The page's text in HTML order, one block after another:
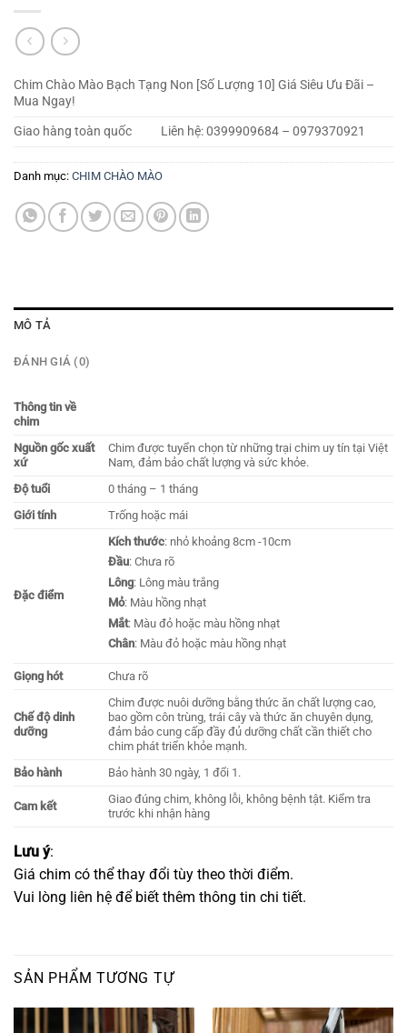
Chim Chào Mào Bạch Tạng Non [Số Lượng 10] Giá Siêu Ưu Đãi –
Mua Ngay!
Giao hàng toàn quốc
Liên hệ: 0399909684 – 0979370921
Danh mục: CHIM CHÀO MÀO
MÔ TẢ
ĐÁNH GIÁ (0)
Thông tin về
chim
Nguồn gốc xuất
xứ
Chim được tuyển chọn từ những trại chim uy tín tại Việt
Nam, đảm bảo chất lượng và sức khỏe.
Độ tuổi
0 tháng – 1 tháng
Giới tính
Trống hoặc mái
Đặc điểm
Kích thước: nhỏ khoảng 8cm -10cm
Đầu: Chưa rõ
Lông: Lông màu trắng
Mỏ: Màu hồng nhạt
Mắt: Màu đỏ hoặc màu hồng nhạt
Chân: Màu đỏ hoặc màu hồng nhạt
Giọng hót Chưa rõ
Chế độ dinh
dưỡng
Chim được nuôi dưỡng bằng thức ăn chất lượng cao,
bao gồm côn trùng, trái cây và thức ăn chuyên dụng,
đảm bảo cung cấp đầy đủ dưỡng chất cần thiết cho
chim phát triển khỏe mạnh​.
Bảo hành
Bảo hành 30 ngày, 1 đổi 1.
Cam kết
Giao đúng chim, không lỗi, không bệnh tật. Kiểm tra
trước khi nhận hàng
Lưu ý:
Giá chim có thể thay đổi tùy theo thời điểm.
Vui lòng liên hệ để biết thêm thông tin chi tiết.
SẢN PHẨM TƯƠNG TỰ